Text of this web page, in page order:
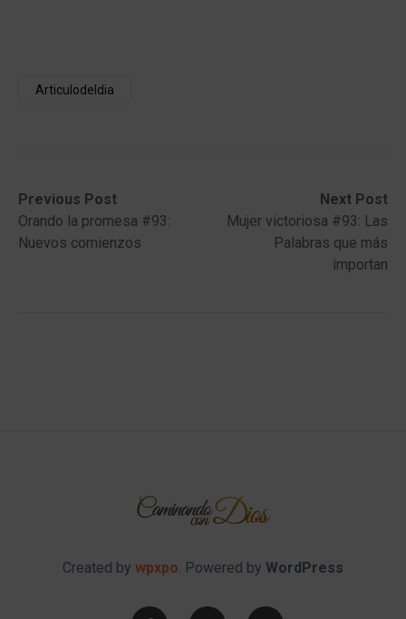
Articulodeldia
Post
navigation
Previous Post
Previous
post:Orando la promesa #93:
Nuevos comienzos
Next Post
Next
post:
Mujer victoriosa #93: Las
Palabras que más
importan
Created by wpxpo. Powered by WordPress